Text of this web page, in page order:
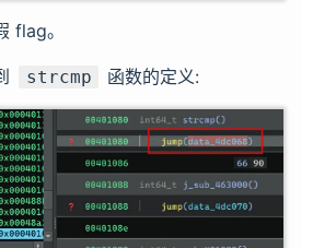
flag。
strcmp 函数的定义: